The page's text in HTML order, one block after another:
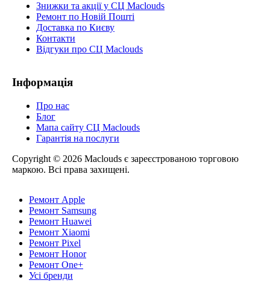
Знижки та акції у СЦ Maclouds
Ремонт по Новій Пошті
Доставка по Києву
Контакти
Відгуки про СЦ Maclouds
Інформація
Про нас
Блог
Мапа сайту СЦ Maclouds
Гарантія на послуги
Copyright © 2026 Maclouds є зареєстрованою торговою
маркою. Всі права захищені.
Ремонт Apple
Ремонт Samsung
Ремонт Huawei
Ремонт Xiaomi
Ремонт Pixel
Ремонт Honor
Ремонт One+
Усі бренди